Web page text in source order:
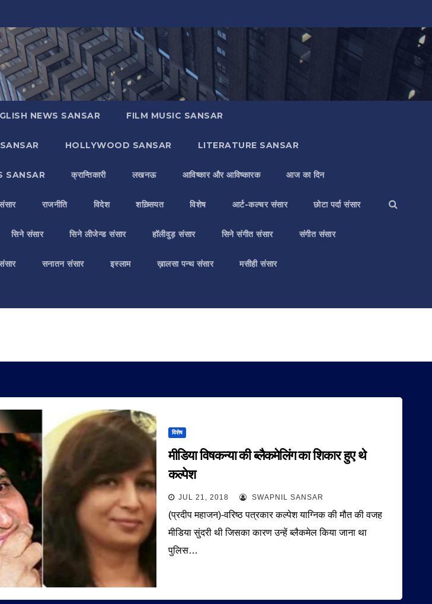
NEWS SANSAR FILM MUSIC SANSAR
HOLLYWOOD SANSAR LITERATURE SANSAR
SANSAR क्रान्तिकारी लखनऊ आविष्कार और आविष्कारक आज का दिन
राजनीति विदेश शख़्सियत विशेष आर्ट-कल्चर संसार छोटा पर्दा संसार
सिने संसार सिने लीजेन्ड संसार हॉलीवुड़ संसार सिने संगीत संसार संगीत संसार
सनातन संसार इस्लाम ख़ालसा पन्थ संसार मसीही संसार
विशेष
मीडिया विषकन्या की ब्लैकमेलिंग का शिकार हुए थे
कल्पेश
JUL 21, 2018 SWAPNIL SANSAR
(प्रदीप महाजन)-वरिष्ठ पत्रकार कल्पेश याग्निक की मौत की वजह
मीडिया सुंदरी थी जिसका कारण उन्हें ब्लैकमेल किया जाना था
पुलिस…